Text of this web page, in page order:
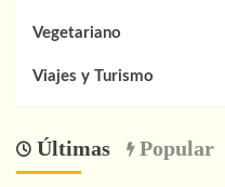
Vegetariano
Viajes y Turismo
Últimas Popular